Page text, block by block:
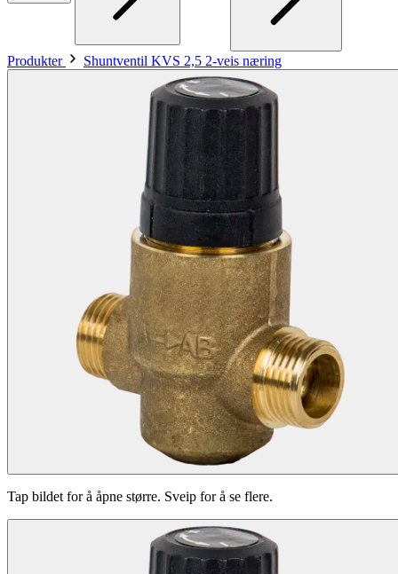
Produkter Shuntventil KVS 2,5 2-veis næring
Tap bildet for å åpne større. Sveip for å se flere.